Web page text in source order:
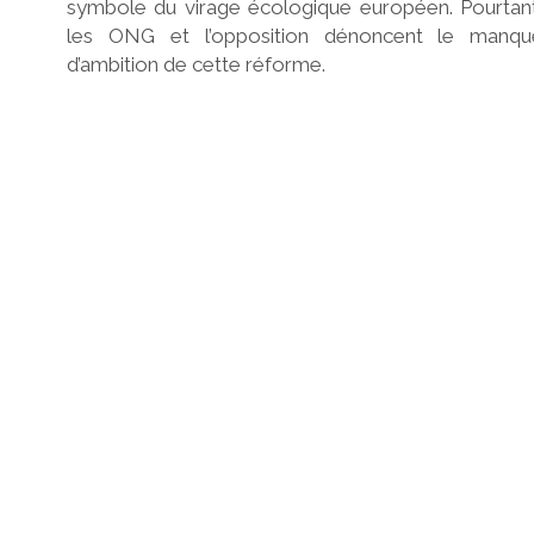
symbole du virage écologique européen.
les ONG et l’opposition dénoncent le
d’ambition de cette réforme.